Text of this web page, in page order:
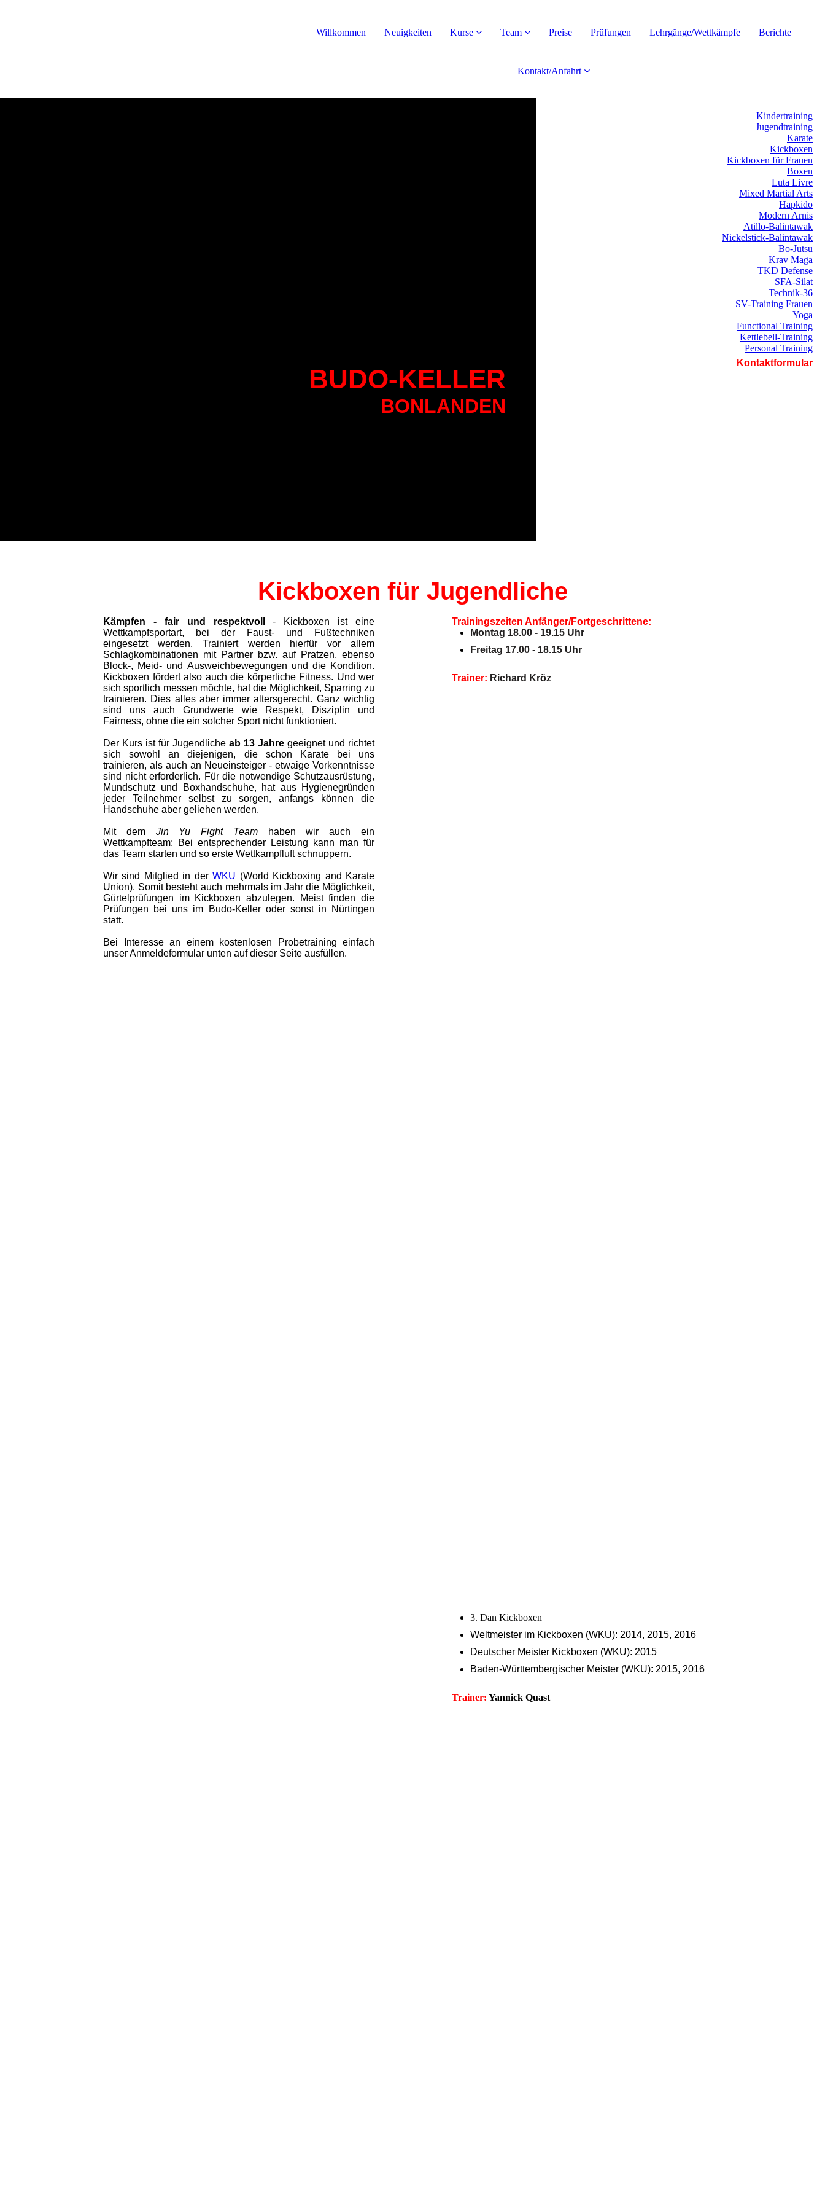
Willkommen Neuigkeiten Kurse Team Preise Prüfungen Lehrgänge/Wettkämpfe Berichte
Kontakt/Anfahrt
BUDO-KELLER
BONLANDEN
Kindertraining
Jugendtraining
Karate
Kickboxen
Kickboxen für Frauen
Boxen
Luta Livre
Mixed Martial Arts
Hapkido
Modern Arnis
Atillo-Balintawak
Nickelstick-Balintawak
Bo-Jutsu
Krav Maga
TKD Defense
SFA-Silat
Technik-36
SV-Training Frauen
Yoga
Functional Training
Kettlebell-Training
Personal Training
Kontaktformular
Kickboxen für Jugendliche
Kämpfen - fair und respektvoll
- Kickboxen ist eine
Wettkampfsportart, bei der Faust- und Fußtechniken
eingesetzt werden. Trainiert werden hierfür vor allem
Schlagkombinationen mit Partner bzw. auf Pratzen, ebenso
Block-, Meid- und Ausweichbewegungen und die Kondition.
Kickboxen fördert also auch die körperliche Fitness. Und wer
sich sportlich messen möchte, hat die Möglichkeit, Sparring zu
trainieren. Dies alles aber immer altersgerecht. Ganz wichtig
sind uns auch Grundwerte wie Respekt, Disziplin und
Fairness, ohne die ein solcher Sport nicht funktioniert.
Der Kurs ist für Jugendliche ab 13 Jahre geeignet und richtet
sich sowohl an diejenigen, die schon Karate bei uns
trainieren, als auch an Neueinsteiger - etwaige Vorkenntnisse
sind nicht erforderlich. Für die notwendige Schutzausrüstung,
Mundschutz und Boxhandschuhe, hat aus Hygienegründen
jeder Teilnehmer selbst zu sorgen, anfangs können die
Handschuhe aber geliehen werden.
Mit dem Jin Yu Fight Teamhaben wir auch ein
Wettkampfteam: Bei entsprechender Leistung kann man für
das Team starten und so erste Wettkampfluft schnuppern.
Wir sind Mitglied in derWKU (World Kickboxing and Karate
Union). Somit besteht auch mehrmals im Jahr die Möglichkeit,
Gürtelprüfungen im Kickboxen abzulegen. Meist finden die
Prüfungen bei uns im Budo-Keller oder sonst in Nürtingen
statt.
Bei Interesse an einem kostenlosen Probetraining einfach
unser Anmeldeformular unten auf dieser Seite ausfüllen.
Trainingszeiten Anfänger/Fortgeschrittene:
Montag 18.00 - 19.15 Uhr
Freitag 17.00 - 18.15 Uhr
Trainer: Richard Kröz
3. Dan Kickboxen
Weltmeister im Kickboxen (WKU): 2014, 2015, 2016
Deutscher Meister Kickboxen (WKU): 2015
Baden-Württembergischer Meister (WKU): 2015, 2016
Trainer: Yannick Quast